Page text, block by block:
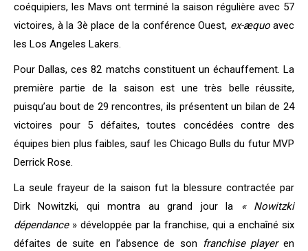
coéquipiers, les Mavs ont terminé la saison régulière avec 57
victoires, à la 3è place de la conférence Ouest, ex-æquoavec
les Los Angeles Lakers.
Pour Dallas, ces 82 matchs constituent un échauffement. La
première partie de la saison est une très belle réussite,
puisqu’au bout de 29 rencontres, ils présentent un bilan de 24
victoires pour 5 défaites, toutes concédées contre des
équipes bien plus faibles, sauf les Chicago Bulls du futur MVP
Derrick Rose.
La seule frayeur de la saison fut la blessure contractée par
Dirk Nowitzki, qui montra au grand jour la
« Nowitzki
dépendance» développée par la franchise, qui a enchaîné six
défaites de suite en l’absence de son franchise playeren